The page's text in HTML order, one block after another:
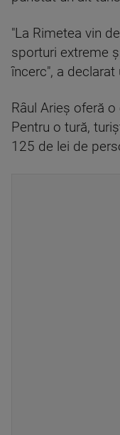
"La Rimetea vin
sporturi extreme
încerc", a declarat
Râul Arieș oferă
Pentru o tură,
125 de lei de